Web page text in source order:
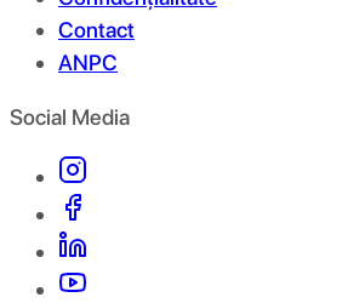
Contact
ANPC
Social Media